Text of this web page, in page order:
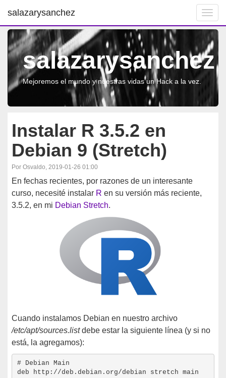
salazarysanchez
salazarysanchez
Mejoremos el mundo y nuestras vidas un Hack a la vez.
Instalar R 3.5.2 en
Debian 9 (Stretch)
Por Osvaldo, 2019-01-26 01:00
En fechas recientes, por razones de un interesante
curso, necesité instalar R en su versión más reciente,
3.5.2, en mi Debian Stretch.
Cuando instalamos Debian en nuestro archivo
/etc/apt/sources.listdebe estar la siguiente línea (y si no
está, la agregamos):
# Debian Main